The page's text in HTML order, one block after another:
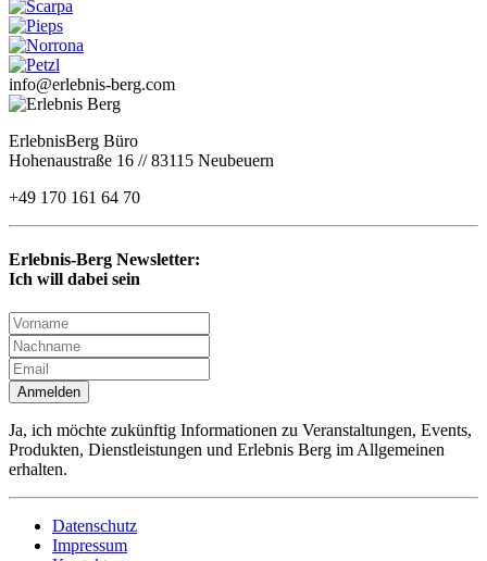
info@erlebnis-berg.com
ErlebnisBerg Büro
Hohenaustraße 16 // 83115 Neubeuern
+49 170 161 64 70
Erlebnis-Berg Newsletter:
Ich will dabei sein
Anmelden
Ja, ich möchte zukünftig Informationen zu Veranstaltungen, Events,
Produkten, Dienstleistungen und Erlebnis Berg im Allgemeinen
erhalten.
Datenschutz
Impressum